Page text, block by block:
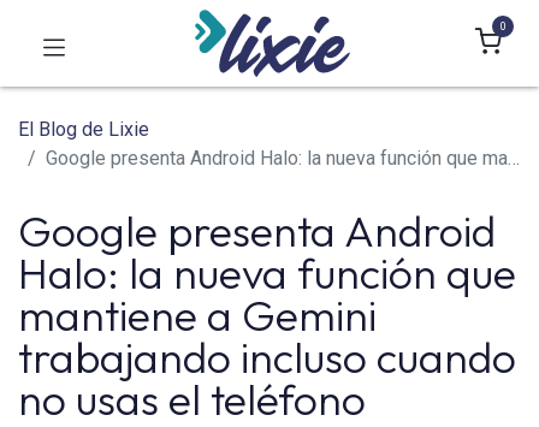
0
El Blog de Lixie
Google presenta Android Halo: la nueva función que mantiene a Gemini trabajando incluso cuando no usas el teléfono
Google presenta Android
Halo: la nueva función que
mantiene a Gemini
trabajando incluso cuando
no usas el teléfono